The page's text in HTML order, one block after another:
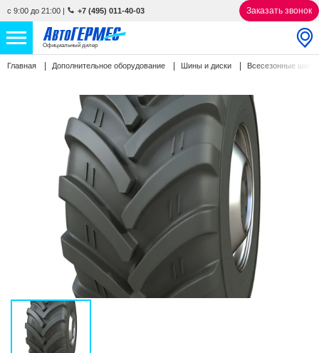
с 9:00 до 21:00 | +7 (495) 011-40-03 Заказать звонок
Официальный дилер
НОВЫЕ АВТОМОБИЛИ 4763 авто
С ПРОБЕГОМ 863 авто
О КОМПАНИИ
Избранное
Сравнение
Главная Дополнительное оборудование Шины и диски Всесезонные